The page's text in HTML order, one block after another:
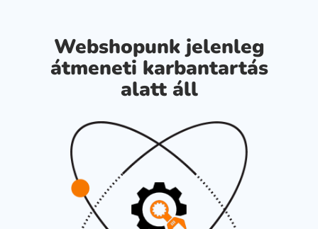
Webshopunk jelenleg
átmeneti karbantartás
alatt áll